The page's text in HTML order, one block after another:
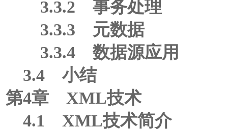
3.3.2 事务处理
3.3.3 元数据
3.3.4 数据源应用
3.4 小结
第4章 XML技术
4.1 XML技术简介